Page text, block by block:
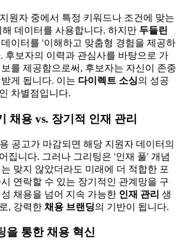
원자 중에서 특정 키워드나 조건에 맞는
데이터를 사용합니다. 하지만 두들린
이터를 '이해하고 맞춤형 경험을 제공하
후보자의 이력과 관심사를 바탕으로 가
를 제공함으로써, 후보자는 자신이 존중
게 됩니다. 이는 다이렉트 소싱의 성공
차별점입니다.
채용 vs. 장기적 인재 관리
공고가 마감되면 해당 지원자 데이터의
집니다. 그러나 그리팅은 '인재 풀' 개념
맞지 않았더라도 미래에 더 적합한 포
연락할 수 있는 장기적인 관계망을 구
채용을 넘어 지속 가능한 인재 관리 생
, 강력한 채용 브랜딩의 기반이 됩니다.
을 통한 채용 혁신